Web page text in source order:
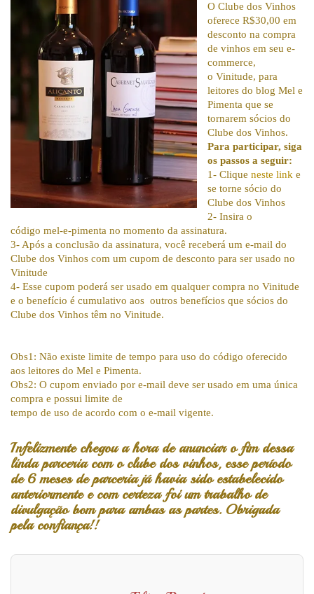
O Clube dos Vinhos
oferece R$30,00 em
desconto na compra
de vinhos em seu e-
commerce,
o Vinitude, para
leitores do blog Mel e
Pimenta que se
tornarem sócios do
Clube dos Vinhos.
Para participar, siga
os passos a seguir:
1- Clique neste link e
se torne sócio do
Clube dos Vinhos
2- Insira o
código mel-e-pimenta no momento da assinatura.
3- Após a conclusão da assinatura, você receberá um e-mail do
Clube dos Vinhos com um cupom de desconto para ser usado no
Vinitude
4- Esse cupom poderá ser usado em qualquer compra no Vinitude
e o benefício é cumulativo aos outros benefícios que sócios do
Clube dos Vinhos têm no Vinitude.
Obs1: Não existe limite de tempo para uso do código oferecido
aos leitores do Mel e Pimenta.
Obs2: O cupom enviado por e-mail deve ser usado em uma única
compra e possui limite de
tempo de uso de acordo com o e-mail vigente.
Infelizmente chegou a hora de anunciar o fim dessa
linda parceria com o clube dos vinhos, esse período
de 6 meses de parceria já havia sido estabelecido
anteriormente e com certeza foi um trabalho de
divulgação bom para ambas as partes. Obrigada
pela confiança!!